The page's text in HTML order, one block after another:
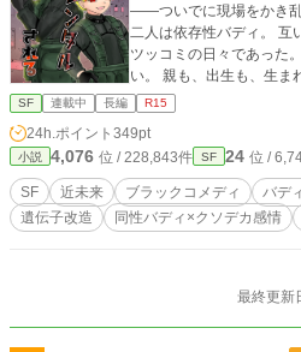
――ついでに現場をかき
二人は依存性バディ。 互
ツッコミの日々であった。 コォラは自分のことを何も知らな
い。 親も、出生も、生ま
もない。 彼の世界にフェ
思っている。 そしてフェヴァは、戦うことでコォラを守り続
SF 連載中 長編 R15
24h.ポイント 349pt
小説 4,076 位 / 228,843件 SF 24 位 /
SF 近未来 ブラックコメディ バデ
遺伝子改造
同性バディ×クソデカ感情
最終更新